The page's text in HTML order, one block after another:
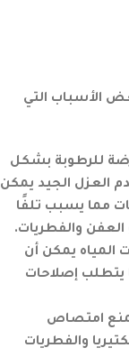
الأسباب التي
للرطوبة بشكل
العزل الجيد يمكن
مما يسبب تلفًا
والفطريات.
المياه يمكن أن
يتطلب إصلاحات
امتصاص
والفطريات